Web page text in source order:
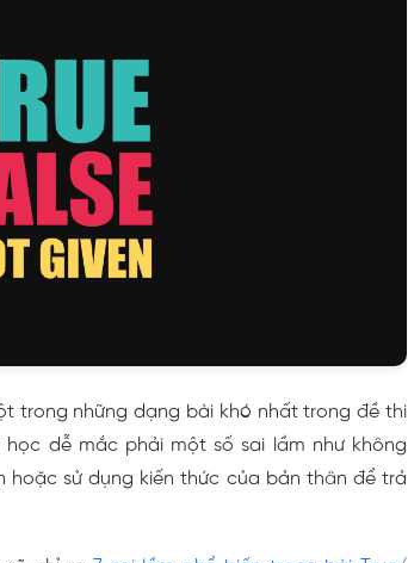
trong những dạng bài khó nhất trong đề thi
học dễ mắc phải một số sai lầm như không
hoặc sử dụng kiến thức của bản thân để trả